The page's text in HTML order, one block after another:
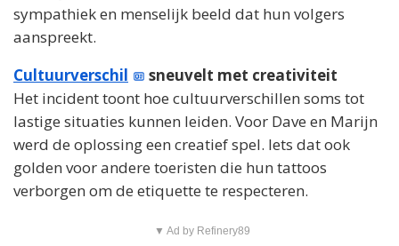
sympathiek en menselijk beeld dat hun volgers
aanspreekt.
Cultuurverschil
sneuvelt met creativiteit
Het incident toont hoe cultuurverschillen soms tot
lastige situaties kunnen leiden. Voor Dave en Marijn
werd de oplossing een creatief spel. Iets dat ook
golden voor andere toeristen die hun tattoos
verborgen om de etiquette te respecteren.
▼ Ad by Refinery89